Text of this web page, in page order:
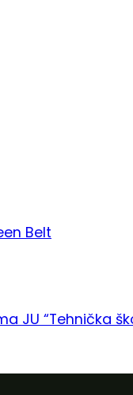
Belt
JU “Tehnička